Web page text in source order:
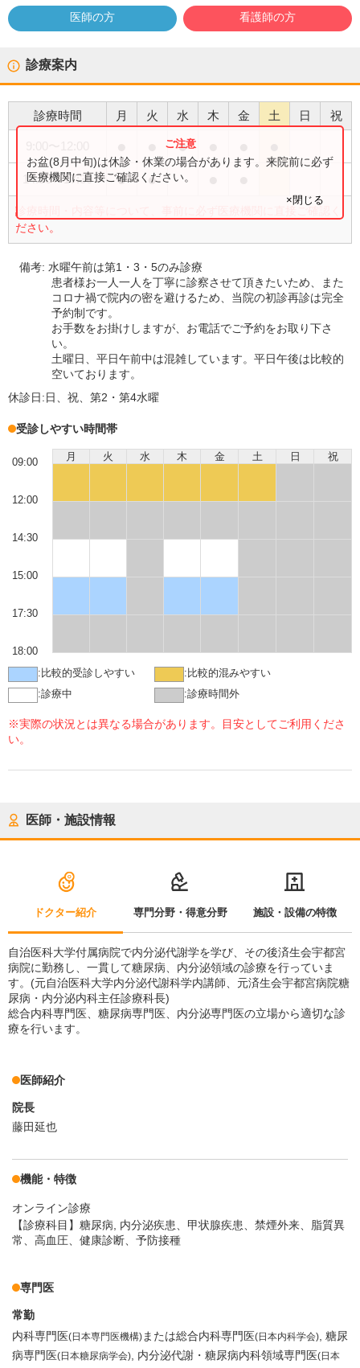
医師の方 看護師の方
診療案内
診療時間 月 火 水 木 金 土 日 祝
●
14:30〜17:30 ● ●
診療時間・内容等について、事前に必ず医療機関に直接ご確認く
ださい。
お盆(8月中旬)は休診・休業の場合があります。来院前に必ず
医療機関に直接ご確認ください。
×閉じる
備考:水曜午前は第1・3・5のみ診療
患者様お一人一人を丁寧に診察させて頂きたいため、また
コロナ禍で院内の密を避けるため、当院の初診再診は完全
予約制です。
お手数をお掛けしますが、お電話でご予約をお取り下さ
い。
土曜日、平日午前中は混雑しています。平日午後は比較的
空いております。
休診日:日、祝、第2・第4水曜
受診しやすい時間帯
月 火 水 木 金 土 日 祝
09:00
12:00
14:30
15:00
17:30
18:00
: 比較的受診しやすい : 比較的混みやすい
:診療中 :診療時間外
※実際の状況とは異なる場合があります。目安としてご利用くださ
い。
医師・施設情報
ドクター紹介 専門分野・得意分野 施設・設備の特徴
自治医科大学付属病院で内分泌代謝学を学び、その後済生会宇都宮
病院に勤務し、一貫して糖尿病、内分泌領域の診療を行っていま
す。(元自治医科大学内分泌代謝科学内講師、元済生会宇都宮病院糖
尿病・内分泌内科主任診療科長)
総合内科専門医、糖尿病専門医、内分泌専門医の立場から適切な診
療を行います。
医師紹介
院長
藤田延也
機能・特徴
オンライン診療
【診療科目】糖尿病, 内分泌疾患、甲状腺疾患、禁煙外来、脂質異
常、高血圧、健康診断、予防接種
専門医
常勤
内科専門医(日本専門医機構) または総合内科専門医(日本内科学会) 糖尿
病専門医(日本糖尿病学会) 内分泌代謝・糖尿病内科領域専門医(日本